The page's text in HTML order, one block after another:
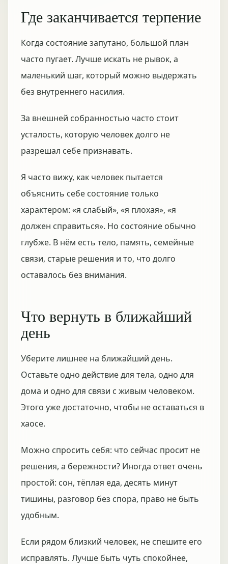
Где заканчивается терпение
Когда состояние запутано, большой план
часто пугает. Лучше искать не рывок, а
маленький шаг, который можно выдержать
без внутреннего насилия.
За внешней собранностью часто стоит
усталость, которую человек долго не
разрешал себе признавать.
Я часто вижу, как человек пытается
объяснить себе состояние только
характером: «я слабый», «я плохая», «я
должен справиться». Но состояние обычно
глубже. В нём есть тело, память, семейные
связи, старые решения и то, что долго
оставалось без внимания.
Что вернуть в ближайший
день
Уберите лишнее на ближайший день.
Оставьте одно действие для тела, одно для
дома и одно для связи с живым человеком.
Этого уже достаточно, чтобы не оставаться в
хаосе.
Можно спросить себя: что сейчас просит не
решения, а бережности? Иногда ответ очень
простой: сон, тёплая еда, десять минут
тишины, разговор без спора, право не быть
удобным.
Если рядом близкий человек, не спешите его
исправлять. Лучше быть чуть спокойнее,